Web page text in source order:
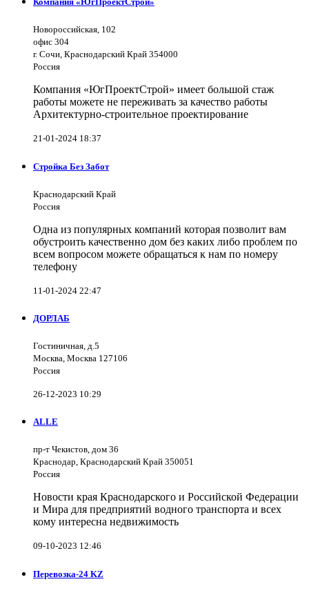
Новороссийская, 102
офис 304
г. Сочи, Краснодарский Край 354000
Россия
Компания «ЮгПроектСтрой» имеет большой стаж
работы можете не переживать за качество работы
Архитектурно-строительное проектирование
21-01-2024 18:37
Стройка Без Забот
Краснодарский Край
Россия
Одна из популярных компаний которая позволит вам
обустроить качественно дом без каких либо проблем по
всем вопросом можете обращаться к нам по номеру
телефону
11-01-2024 22:47
ДОРЛАБ
Гостиничная, д.5
Москва, Москва 127106
Россия
26-12-2023 10:29
ALLE
пр-т Чекистов, дом 36
Краснодар, Краснодарский Край 350051
Россия
Новости края Краснодарского и Российской Федерации
и Мира для предприятий водного транспорта и всех
кому интересна недвижимость
09-10-2023 12:46
Перевозка-24 KZ